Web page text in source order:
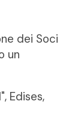
dei Soci
un
Edises,